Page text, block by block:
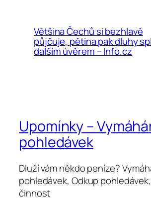
Většina Čechů si bezhlavě
půjčuje, pětina pak dluhy
dalším úvěrem – Info.cz
Upomínky –
pohledávek
Dluží vám někdo peníze?
pohledávek, Odkup
činnost